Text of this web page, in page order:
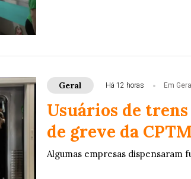
Geral Há 12 horas Em Geral
Usuários de
de greve da CPTM
Algumas empresas dispensaram